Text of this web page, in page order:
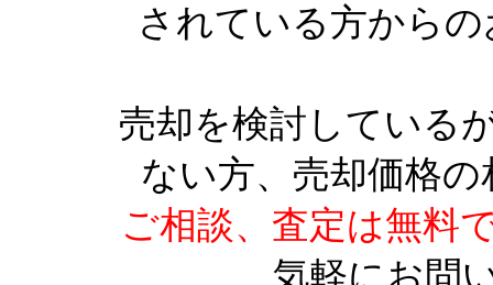
されている方から
売却を検討している
ない方、売却価格
ご相談、査定は無料
気軽にお問